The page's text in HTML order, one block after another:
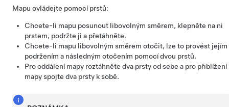
Mapu ovládejte pomocí prstů:
Chcete-li mapu posunout libovolným směrem, klepněte na ni
prstem, podržte ji a přetáhněte.
Chcete-li mapu libovolným směrem otočit, lze to provést jejím
podržením a následným otočením pomocí dvou prstů.
Pro oddálení mapy roztáhněte dva prsty od sebe a pro přiblížení
mapy spojte dva prsty k sobě.